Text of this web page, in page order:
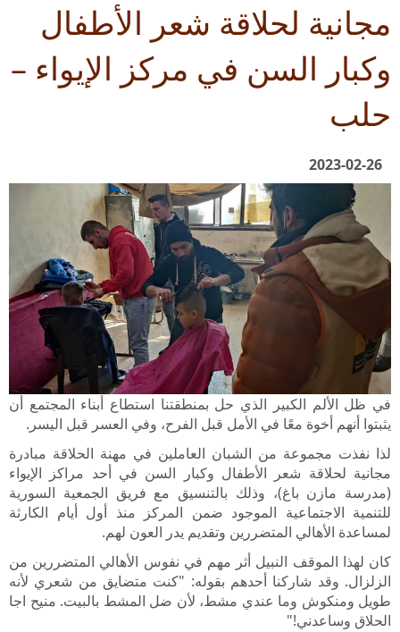
مجانية لحلاقة شعر الأطفال
وكبار السن في مركز الإيواء –
حلب
2023-02-26
في ظل الألم الكبير الذي حل بمنطقتنا استطاع أبناء المجتمع أن
يثبتوا أنهم أخوة معًا في الأمل قبل الفرح، وفي العسر قبل اليسر.
لذا نفذت مجموعة من الشبان العاملين في مهنة الحلاقة مبادرة
مجانية لحلاقة شعر الأطفال وكبار السن في أحد مراكز الإيواء
(مدرسة مازن باغ)، وذلك بالتنسيق مع فريق الجمعية السورية
للتنمية الاجتماعية الموجود ضمن المركز منذ أول أيام الكارثة
لمساعدة الأهالي المتضررين وتقديم يدر العون لهم.
كان لهذا الموقف النبيل أثر مهم في نفوس الأهالي المتضررين من
الزلزال. وقد شاركنا أحدهم بقوله: "كنت متضايق من شعري لأنه
طويل ومنكوش وما عندي مشط، لأن ضل المشط بالبيت. منيح اجا
الحلاق وساعدني!"